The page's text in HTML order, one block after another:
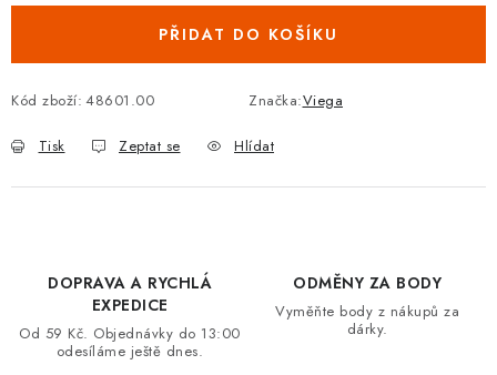
VRÁCENÍ ZBOŽÍ A REKLAMACE
MOJE OBJEDNÁVKA
ZNAČKY
Podmínky ochrany osobních údajů
Moje objednávka
PŘIDAT DO KOŠÍKU
Kód zboží: 48601.00 Značka:Viega
Tisk Zeptat se Hlídat
DOPRAVA A RYCHLÁ
EXPEDICE
Od 59 Kč. Objednávky do 13:00
odesíláme ještě dnes.
ODMĚNY ZA BODY
Vyměňte body z nákupů za
dárky.